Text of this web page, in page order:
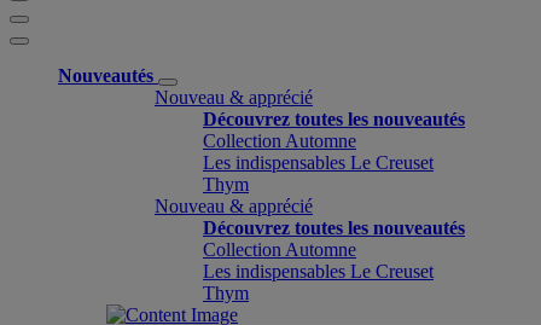
Nouveautés
Nouveau & apprécié
Découvrez toutes les nouveautés
Collection Automne
Les indispensables Le Creuset
Thym
Nouveau & apprécié
Découvrez toutes les nouveautés
Collection Automne
Les indispensables Le Creuset
Thym